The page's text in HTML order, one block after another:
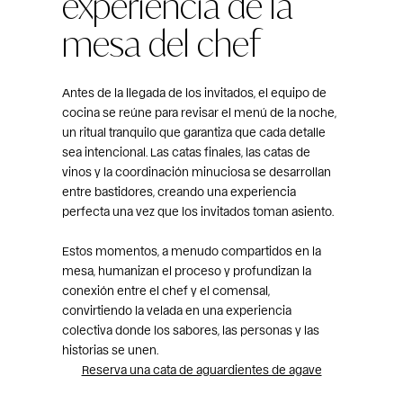
mesa del chef
Antes de la llegada de los invitados, el equipo de
cocina se reúne para revisar el menú de la noche,
un ritual tranquilo que garantiza que cada detalle
sea intencional. Las catas finales, las catas de
vinos y la coordinación minuciosa se desarrollan
entre bastidores, creando una experiencia
perfecta una vez que los invitados toman asiento.
Estos momentos, a menudo compartidos en la
mesa, humanizan el proceso y profundizan la
conexión entre el chef y el comensal,
convirtiendo la velada en una experiencia
colectiva donde los sabores, las personas y las
historias se unen.
Reserva una cata de aguardientes de agave